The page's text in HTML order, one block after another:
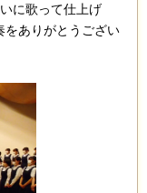
に歌って仕上げ
をありがとうござい